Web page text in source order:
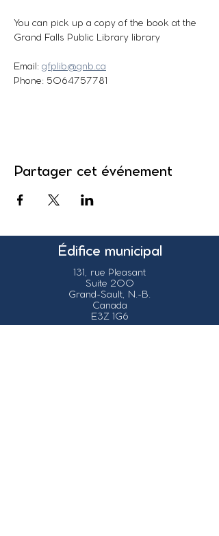
You can pick up a copy of the book at the
Grand Falls Public Library library
Email: gfplib@gnb.ca
Phone: 5064757781
Partager cet événement
Édifice municipal
131, rue Pleasant
Suite 200
Grand-Sault, N.-B.
Canada
E3Z 1G6